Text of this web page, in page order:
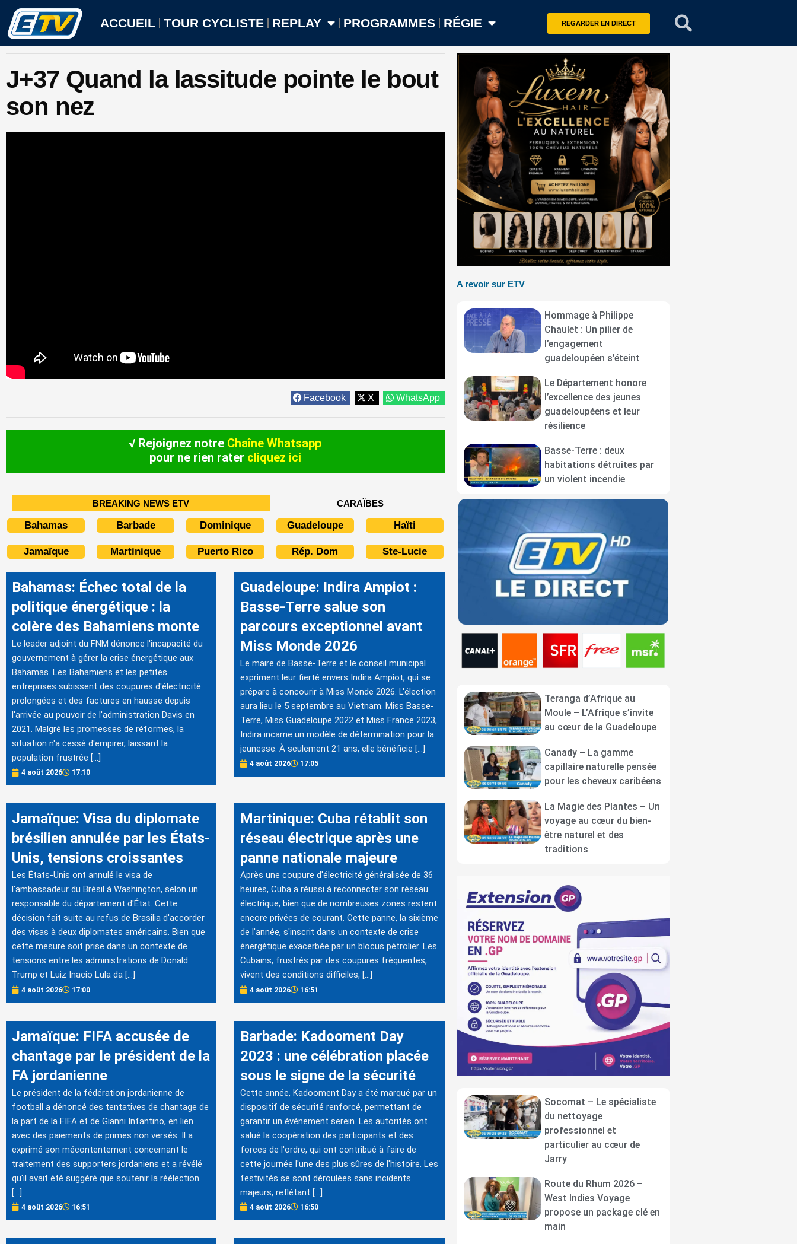
Aller
contenu
ACCUEIL TOUR CYCLISTE REPLAY PROGRAMMES RÉGIE REGARDER EN DIRECT
J+37 Quand la lassitude pointe le bout
son nez
Facebook X WhatsApp
√ Rejoignez notre Chaîne Whatsapp
pour ne rien rater cliquez ici
BREAKING NEWS ETV CARAÏBES
Bahamas Barbade Dominique Guadeloupe Haïti
Jamaïque Martinique Puerto Rico Rép. Dom Ste-Lucie
Bahamas: Échec total de la
politique énergétique : la
colère des Bahamiens monte
Le leader adjoint du FNM dénonce l'incapacité du
gouvernement à gérer la crise énergétique aux
Bahamas. Les Bahamiens et les petites
entreprises subissent des coupures d'électricité
prolongées et des factures en hausse depuis
l'arrivée au pouvoir de l'administration Davis en
2021. Malgré les promesses de réformes, la
situation n'a cessé d'empirer, laissant la
population frustrée […]
4 août 2026 17:10
Guadeloupe: Indira Ampiot :
Basse-Terre salue son
parcours exceptionnel avant
Miss Monde 2026
Le maire de Basse-Terre et le conseil municipal
expriment leur fierté envers Indira Ampiot, qui se
prépare à concourir à Miss Monde 2026. L'élection
aura lieu le 5 septembre au Vietnam. Miss Basse-
Terre, Miss Guadeloupe 2022 et Miss France 2023,
Indira incarne un modèle de détermination pour la
jeunesse. À seulement 21 ans, elle bénéficie […]
4 août 2026 17:05
Jamaïque: Visa du diplomate
brésilien annulée par les États-
Unis, tensions croissantes
Les États-Unis ont annulé le visa de
l'ambassadeur du Brésil à Washington, selon un
responsable du département d'État. Cette
décision fait suite au refus de Brasilia d'accorder
des visas à deux diplomates américains. Bien que
cette mesure soit prise dans un contexte de
tensions entre les administrations de Donald
Trump et Luiz Inacio Lula da […]
4 août 2026 17:00
Martinique: Cuba rétablit son
réseau électrique après une
panne nationale majeure
Après une coupure d'électricité généralisée de 36
heures, Cuba a réussi à reconnecter son réseau
électrique, bien que de nombreuses zones restent
encore privées de courant. Cette panne, la sixième
de l'année, s'inscrit dans un contexte de crise
énergétique exacerbée par un blocus pétrolier. Les
Cubains, frustrés par des coupures fréquentes,
vivent des conditions difficiles, […]
4 août 2026 16:51
Jamaïque: FIFA accusée de
chantage par le président de la
FA jordanienne
Le président de la fédération jordanienne de
football a dénoncé des tentatives de chantage de
la part de la FIFA et de Gianni Infantino, en lien
avec des paiements de primes non versés. Il a
exprimé son mécontentement concernant le
traitement des supporters jordaniens et a révélé
qu'il avait été suggéré que soutenir la réélection
[…]
4 août 2026 16:51
Barbade: Kadooment Day
2023 : une célébration placée
sous le signe de la sécurité
Cette année, Kadooment Day a été marqué par un
dispositif de sécurité renforcé, permettant de
garantir un événement serein. Les autorités ont
salué la coopération des participants et des
forces de l'ordre, qui ont contribué à faire de
cette journée l'une des plus sûres de l'histoire. Les
festivités se sont déroulées sans incidents
majeurs, reflétant […]
4 août 2026 16:50
A revoir sur ETV
Hommage à Philippe
Chaulet : Un pilier de
l’engagement
guadeloupéen s’éteint
Le Département honore
l’excellence des jeunes
guadeloupéens et leur
résilience
Basse-Terre : deux
habitations détruites par
un violent incendie
Teranga d’Afrique au
Moule – L’Afrique s’invite
au cœur de la Guadeloupe
Canady – La gamme
capillaire naturelle pensée
pour les cheveux caribéens
La Magie des Plantes – Un
voyage au cœur du bien-
être naturel et des
traditions
Socomat – Le spécialiste
du nettoyage
professionnel et
particulier au cœur de
Jarry
Route du Rhum 2026 –
West Indies Voyage
propose un package clé en
main